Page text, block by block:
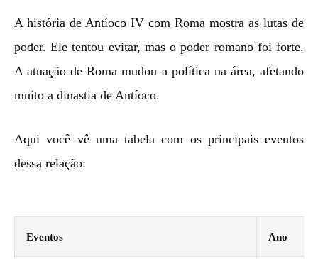
A história de Antíoco IV com Roma mostra as lutas de
poder. Ele tentou evitar, mas o poder romano foi forte.
A atuação de Roma mudou a política na área, afetando
muito a dinastia de Antíoco.
Aqui você vê uma tabela com os principais eventos
dessa relação:
Eventos Ano